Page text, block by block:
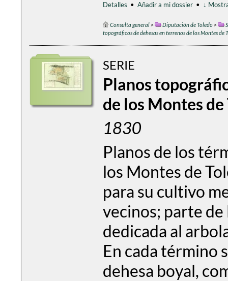
Detalles • Añadir a mi dossier • ↓
Consulta general> Diputación de Toledo>
topográficos de dehesas en terrenos de los Montes de
SERIE
Planos
de los Montes de
1830
Planos de los
los Montes de
para su cultivo
vecinos; parte
dedicada al
En cada término
dehesa boyal,